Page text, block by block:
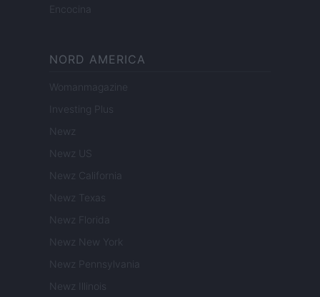
Encocina
NORD AMERICA
Womanmagazine
Investing Plus
Newz
Newz US
Newz California
Newz Texas
Newz Florida
Newz New York
Newz Pennsylvania
Newz Illinois